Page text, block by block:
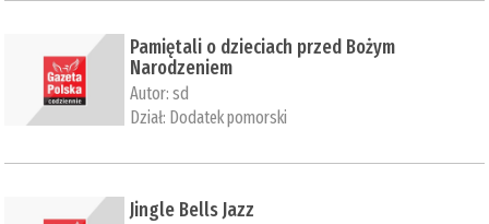
​Pamiętali o dzieciach przed Bożym
Narodzeniem
Autor:sd
Dział: Dodatek pomorski
​Jingle Bells Jazz